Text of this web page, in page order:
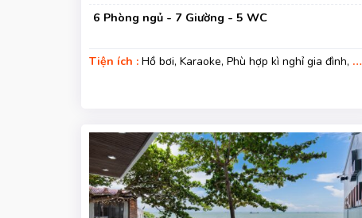
6 Phòng ngủ - 7 Giường - 5 WC
Tiện ích : Hồ bơi, Karaoke, Phù hợp kì nghỉ gia đình, Kì